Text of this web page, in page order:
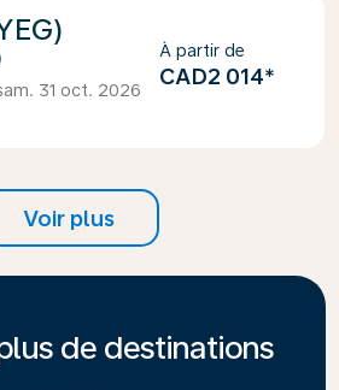
31 oct. 2026
À partir de
CAD2 014*
Voir plus
de destinations